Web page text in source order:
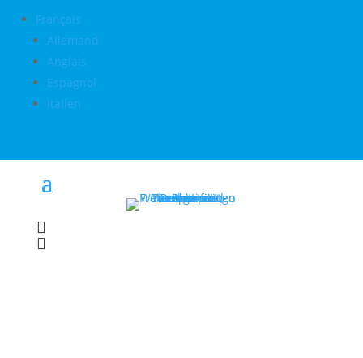
Français
Allemand
Anglais
Espagnol
Italien

